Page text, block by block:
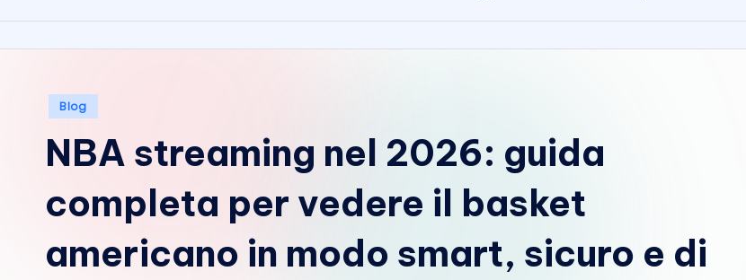
Posted
Blog
NBA streaming nel 2026: guida
completa per vedere il basket
americano in modo smart, sicuro e di